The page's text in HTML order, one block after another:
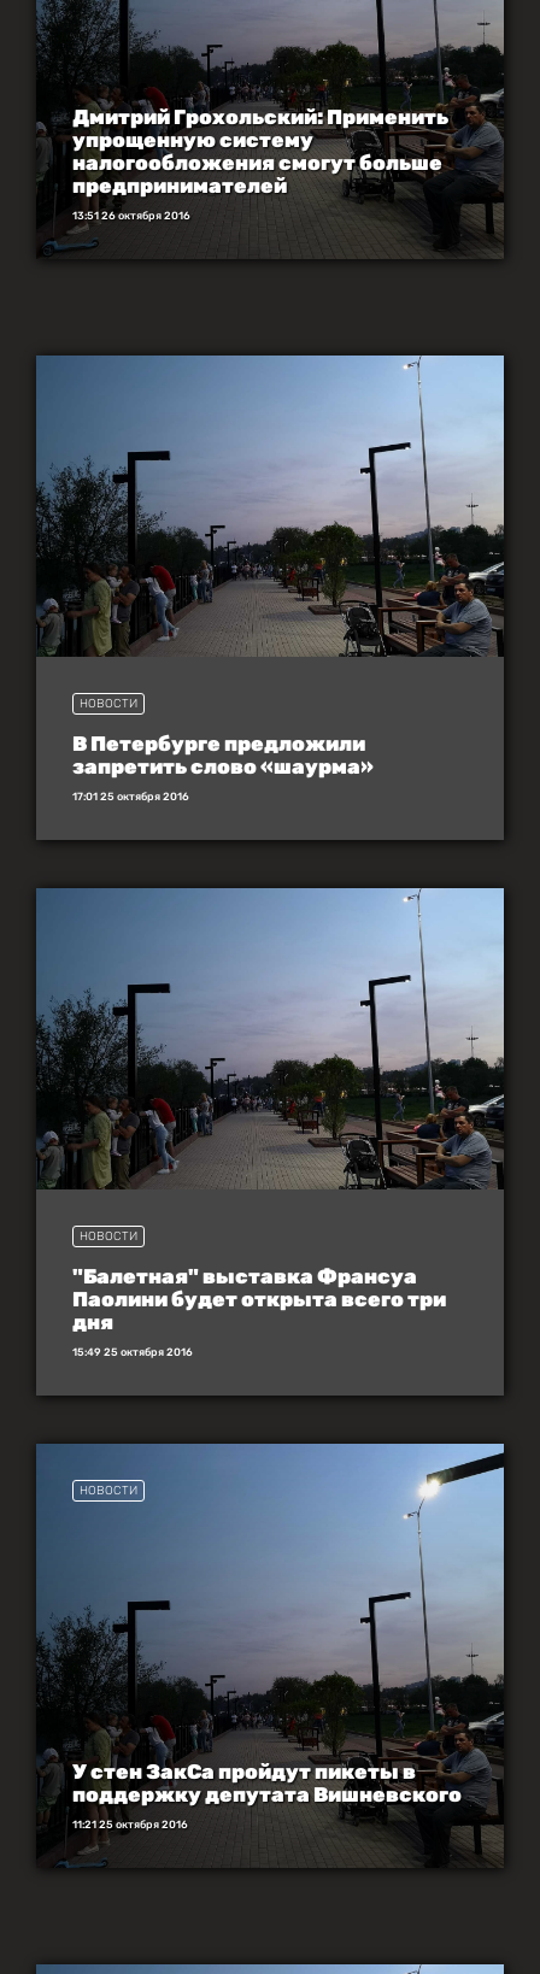
Дмитрий Грохольский: Применить
упрощенную систему
налогообложения смогут больше
предпринимателей
13:51 26 октября 2016
НОВОСТИ
В Петербурге предложили
запретить слово «шаурма»
17:01 25 октября 2016
НОВОСТИ
"Балетная" выставка Франсуа
Паолини будет открыта всего три
дня
15:49 25 октября 2016
НОВОСТИ
У стен ЗакСа пройдут пикеты в
поддержку депутата Вишневского
11:21 25 октября 2016